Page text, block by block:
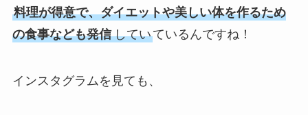
料理が得意で、ダイエットや美しい体を作るため
の食事なども発信 していているんですね！
インスタグラムを見ても、